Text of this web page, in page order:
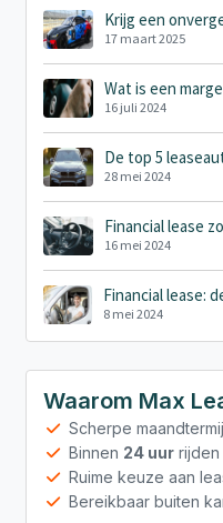
Krijg een
17 maart 2025
Wat is een
16 juli 2024
De top 5
28 mei 2024
Financial lease
16 mei 2024
8 mei 2024
Waarom Max
Scherpe
Binnen 24 uur rijden
Ruime keuze aan
Bereikbaar buiten